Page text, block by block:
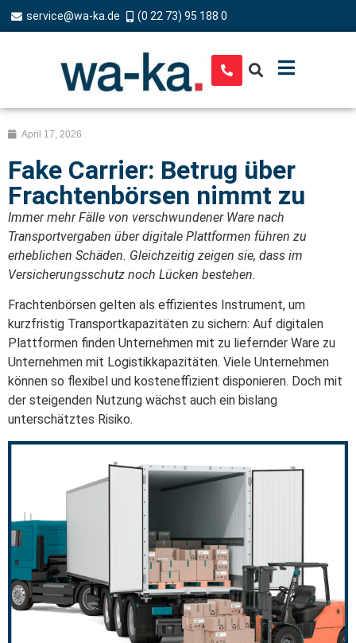
service@wa-ka.de (0 22 73) 95 188 0
April 17, 2026
Fake Carrier: Betrug über
Frachtenbörsen nimmt zu
Immer mehr Fälle von verschwundener Ware nach
Transportvergaben über digitale Plattformen führen zu
erheblichen Schäden. Gleichzeitig zeigen sie, dass im
Versicherungsschutz noch Lücken bestehen.
Frachtenbörsen gelten als effizientes Instrument, um
kurzfristig Transportkapazitäten zu sichern: Auf digitalen
Plattformen finden Unternehmen mit zu liefernder Ware zu
Unternehmen mit Logistikkapazitäten. Viele Unternehmen
können so flexibel und kosteneffizient disponieren. Doch mit
der steigenden Nutzung wächst auch ein bislang
unterschätztes Risiko.